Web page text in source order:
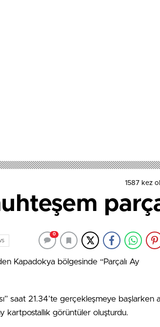
1587 kez
0
Kapadokya bölgesinde “Parçalı Ay
saat 21.34’te gerçekleşmeye başlarken
kartpostallık görüntüler oluşturdu.